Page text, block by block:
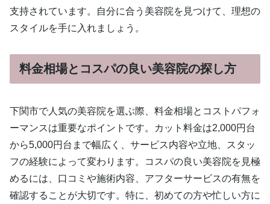
支持されています。自分に合う美容院を見つけて、理想の
スタイルを手に入れましょう。
料金相場とコスパの良い美容院の探し方
下関市で人気の美容院を選ぶ際、料金相場とコストパフォ
ーマンスは重要なポイントです。カット料金は2,000円台
から5,000円台まで幅広く、サービス内容や立地、スタッ
フの経験によって変わります。コスパの良い美容院を見極
めるには、口コミや施術内容、アフターサービスの有無を
確認することが大切です。特に、初めての方や忙しい方に